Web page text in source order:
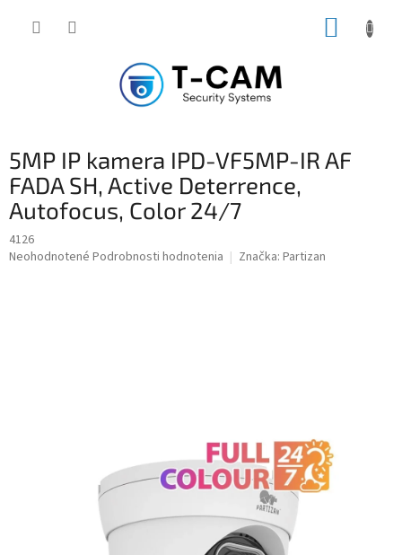
5MP IP kamera IPD-VF5MP-IR AF
FADA SH, Active Deterrence,
Autofocus, Color 24/7
4126
Priemerné
Neohodnotené Podrobnosti hodnotenia Značka: Partizan